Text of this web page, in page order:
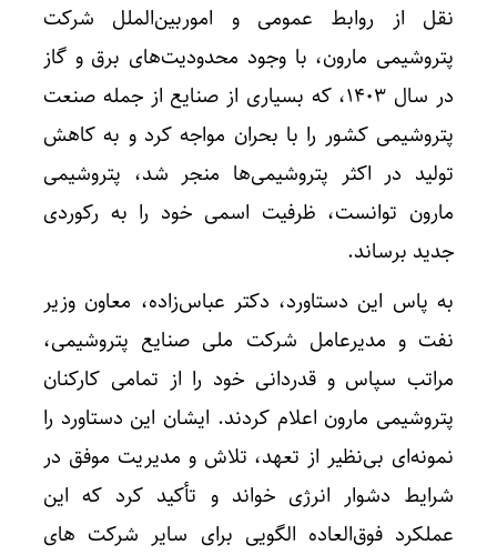
نقل از روابط عمومی و اموربین‌الملل شرکت
پتروشیمی مارون، با وجود محدودیت‌های برق و گاز
در سال ۱۴۰۳، که بسیاری از صنایع از جمله صنعت
پتروشیمی کشور را با بحران مواجه کرد و به کاهش
تولید در اکثر پتروشیمی‌ها منجر شد، پتروشیمی
مارون توانست، ظرفیت اسمی خود را به رکوردی
جدید برساند.
به پاس این دستاورد، دکتر عباس‌زاده، معاون وزیر
نفت و مدیرعامل شرکت ملی صنایع پتروشیمی،
مراتب سپاس و قدردانی خود را از تمامی کارکنان
پتروشیمی مارون اعلام کردند. ایشان این دستاورد را
نمونه‌ای بی‌نظیر از تعهد، تلاش و مدیریت موفق در
شرایط دشوار انرژی خواند و تأکید کرد که این
عملکرد فوق‌العاده الگویی برای سایر شرکت های